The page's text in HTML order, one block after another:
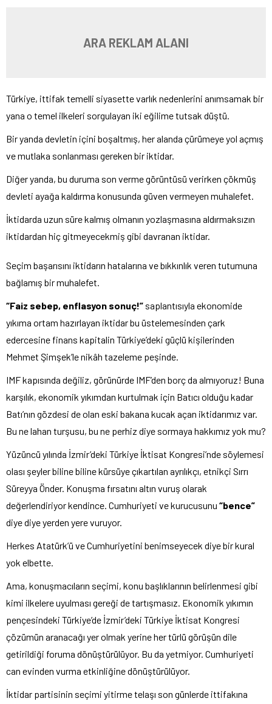
ARA REKLAM ALANI
Türkiye, ittifak temelli siyasette varlık nedenlerini anımsamak bir
yana o temel ilkeleri sorgulayan iki eğilime tutsak düştü.
Bir yanda devletin içini boşaltmış, her alanda çürümeye yol açmış
ve mutlaka sonlanması gereken bir iktidar.
Diğer yanda, bu duruma son verme görüntüsü verirken çökmüş
devleti ayağa kaldırma konusunda güven vermeyen muhalefet.
İktidarda uzun süre kalmış olmanın yozlaşmasına aldırmaksızın
iktidardan hiç gitmeyecekmiş gibi davranan iktidar.
Seçim başarısını iktidarın hatalarına ve bıkkınlık veren tutumuna
bağlamış bir muhalefet.
“Faiz sebep, enflasyon sonuç!” saplantısıyla ekonomide
yıkıma ortam hazırlayan iktidar bu üstelemesinden çark
edercesine finans kapitalin Türkiye’deki güçlü kişilerinden
Mehmet Şimşek’le nikâh tazeleme peşinde.
IMF kapısında değiliz, görünürde IMF’den borç da almıyoruz! Buna
karşılık, ekonomik yıkımdan kurtulmak için Batıcı olduğu kadar
Batı’nın gözdesi de olan eski bakana kucak açan iktidarımız var.
Bu ne lahan turşusu, bu ne perhiz diye sormaya hakkımız yok mu?
Yüzüncü yılında İzmir’deki Türkiye İktisat Kongresi’nde söylemesi
olası şeyler biline biline kürsüye çıkartılan ayrılıkçı, etnikçi Sırrı
Süreyya Önder. Konuşma fırsatını altın vuruş olarak
değerlendiriyor kendince. Cumhuriyeti ve kurucusunu “bence”
diye diye yerden yere vuruyor.
Herkes Atatürk’ü ve Cumhuriyetini benimseyecek diye bir kural
yok elbette.
Ama, konuşmacıların seçimi, konu başlıklarının belirlenmesi gibi
kimi ilkelere uyulması gereği de tartışmasız. Ekonomik yıkımın
pençesindeki Türkiye’de İzmir’deki Türkiye İktisat Kongresi
çözümün aranacağı yer olmak yerine her türlü görüşün dile
getirildiği foruma dönüştürülüyor. Bu da yetmiyor. Cumhuriyeti
can evinden vurma etkinliğine dönüştürülüyor.
İktidar partisinin seçimi yitirme telaşı son günlerde ittifakına